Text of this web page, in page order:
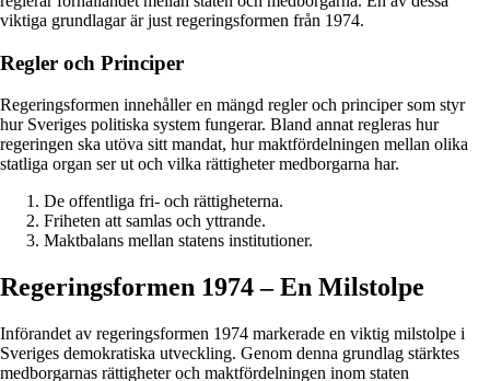
viktiga grundlagar är just regeringsformen från 1974.
Regler och Principer
Regeringsformen innehåller en mängd regler och principer som styr
hur Sveriges politiska system fungerar. Bland annat regleras hur
regeringen ska utöva sitt mandat, hur maktfördelningen mellan olika
statliga organ ser ut och vilka rättigheter medborgarna har.
De offentliga fri- och rättigheterna.
Friheten att samlas och yttrande.
Maktbalans mellan statens institutioner.
Regeringsformen 1974 – En Milstolpe
Införandet av regeringsformen 1974 markerade en viktig milstolpe i
Sveriges demokratiska utveckling. Genom denna grundlag stärktes
medborgarnas rättigheter och maktfördelningen inom staten